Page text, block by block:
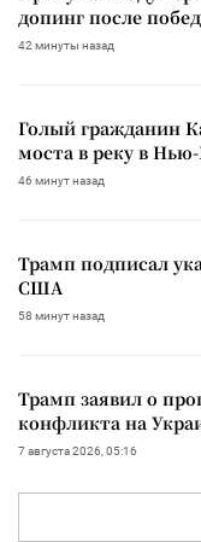
допинг после
42 минуты назад
Голый гражданин
моста в реку в
46 минут назад
Трамп подписал
США
58 минут назад
Трамп заявил о
конфликта на
7 августа 2026, 05:16